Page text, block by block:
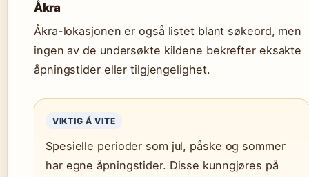
Åkra
Åkra-lokasjonen er også listet blant søkeord, men
ingen av de undersøkte kildene bekrefter eksakte
åpningstider eller tilgjengelighet.
VIKTIG Å VITE
Spesielle perioder som jul, påske og sommer
har egne åpningstider. Disse kunngjøres på